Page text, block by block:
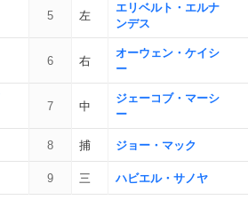
5 左
エリベルト・エルナ
ンデス
6 右
オーウェン・ケイシ
ー
7 中
ジェーコブ・マーシ
ー
8 捕 ジョー・マック
9 三 ハビエル・サノヤ